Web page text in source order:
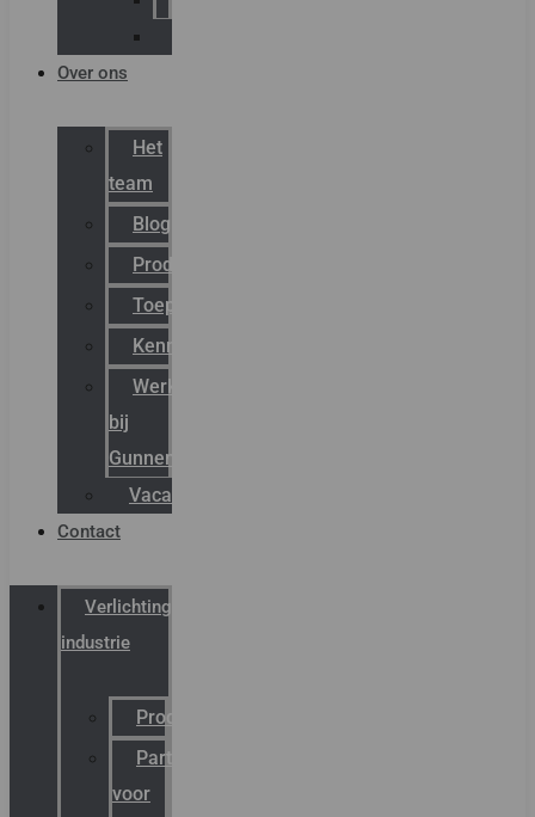
Over ons
Het
team
Blog
Productnieuws
Toepassingen
Kenniscentrum
Werken
bij
Gunneman
Vacatures
Contact
Verlichting
industrie
Productcatalogus
Partner
voor